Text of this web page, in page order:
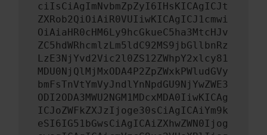
ciIsCiAgImNvbmZpZyI6IHsKICAgICJt
ZXRob2QiOiAiR0VUIiwKICAgICJ1cmwi
OiAiaHR0cHM6Ly9hcGkueC5ha3MtcHJv
ZC5hdWRhcmlzLm5ldC92MS9jbGllbnRz
LzE3NjYvd2Vic2l0ZS12ZWhpY2xlcy81
MDU0NjQlMjMxODA4P2ZpZWxkPWludGVy
bmFsTnVtYmVyJndlYnNpdGU9NjYwZWE3
ODI2ODA3MWU2NGM1MDcxMDA0IiwKICAg
ICJoZWFkZXJzIjoge30sCiAgICAiYm9k
eSI6IG51bGwsCiAgICAiZXhwZWN0Ijog